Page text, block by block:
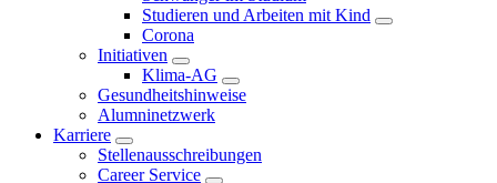
Studieren und Arbeiten mit Kind
Corona
Initiativen
Klima-AG
Gesundheitshinweise
Alumninetzwerk
Karriere
Stellenausschreibungen
Career Service